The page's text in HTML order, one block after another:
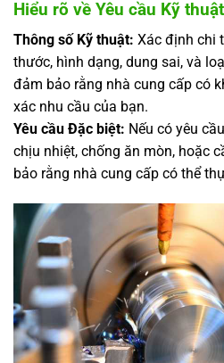
Hiểu rõ về Yêu cầu Kỹ thuật
Thông số Kỹ thuật: Xác định chi
thước, hình dạng, dung sai, và
đảm bảo rằng nhà cung cấp có
xác nhu cầu của bạn.
Yêu cầu Đặc biệt: Nếu có yêu
chịu nhiệt, chống ăn mòn, hoặc
bảo rằng nhà cung cấp có thể